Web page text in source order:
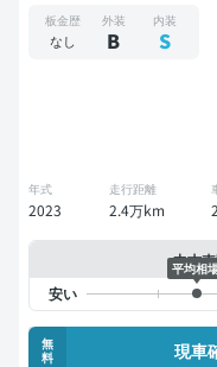
板金歴
なし
外装
B
内装
S
年式
2023
走行距離
2.4万km
中古
平均相
無
料
現車